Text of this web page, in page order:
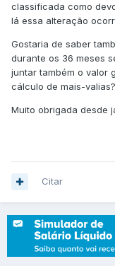
classificada como
lá essa alteração
Gostaria de saber
durante os 36 meses
juntar também o valor
cálculo de mais-valias?
Muito obrigada desde
Citar